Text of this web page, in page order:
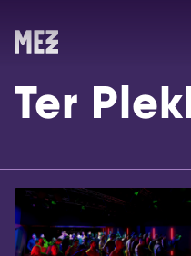
Skip
Ter